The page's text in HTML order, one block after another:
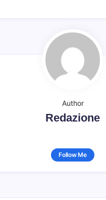
Author
Redazione
Follow Me